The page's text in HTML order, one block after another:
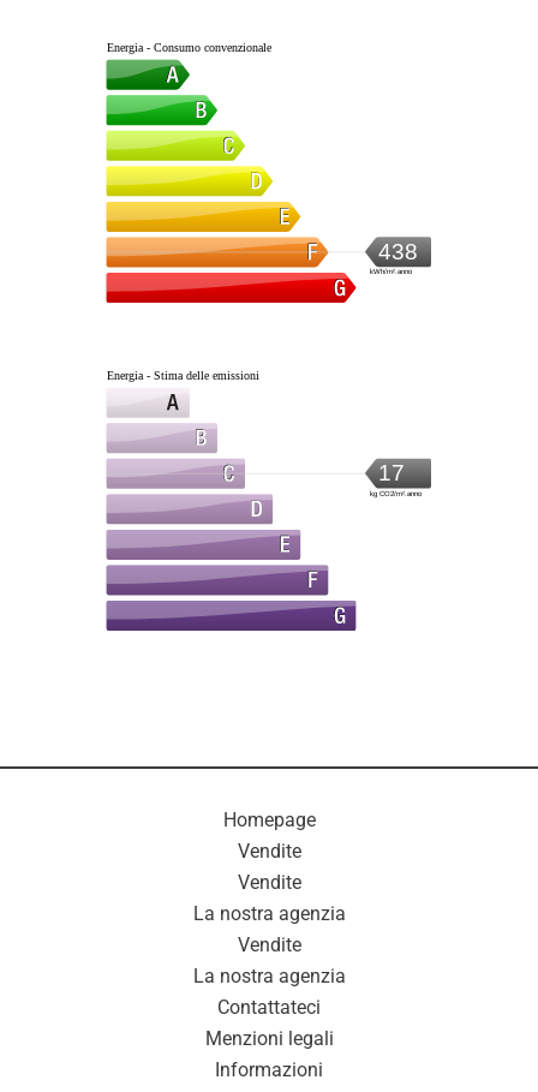
Energia - Consumo convenzionale
438
kWh/m².anno
Energia - Stima delle emissioni
17
kg CO2/m².anno
Homepage
Vendite
Vendite
La nostra agenzia
Vendite
La nostra agenzia
Contattateci
Menzioni legali
Informazioni